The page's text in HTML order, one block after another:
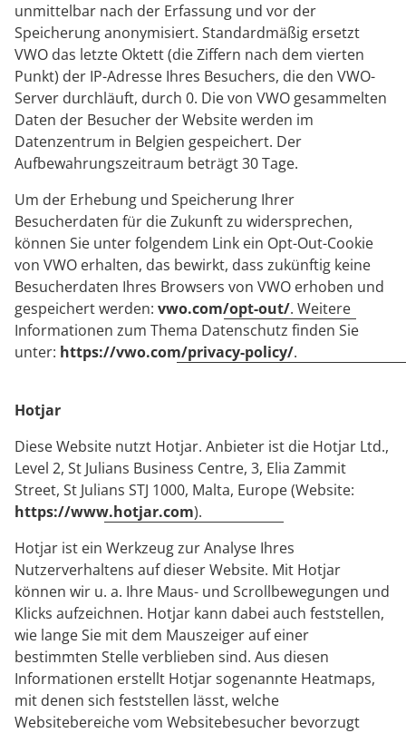
unmittelbar nach der Erfassung und vor der
Speicherung anonymisiert. Standardmäßig ersetzt
VWO das letzte Oktett (die Ziffern nach dem vierten
Punkt) der IP-Adresse Ihres Besuchers, die den VWO-
Server durchläuft, durch 0. Die von VWO gesammelten
Daten der Besucher der Website werden im
Datenzentrum in Belgien gespeichert. Der
Aufbewahrungszeitraum beträgt 30 Tage.
Um der Erhebung und Speicherung Ihrer
Besucherdaten für die Zukunft zu widersprechen,
können Sie unter folgendem Link ein Opt-Out-Cookie
von VWO erhalten, das bewirkt, dass zukünftig keine
Besucherdaten Ihres Browsers von VWO erhoben und
gespeichert werden: vwo.com/opt-out/. Weitere
Informationen zum Thema Datenschutz finden Sie
unter: https://vwo.com/privacy-policy/.
Hotjar
Diese Website nutzt Hotjar. Anbieter ist die Hotjar Ltd.,
Level 2, St Julians Business Centre, 3, Elia Zammit
Street, St Julians STJ 1000, Malta, Europe (Website:
https://www.hotjar.com).
Hotjar ist ein Werkzeug zur Analyse Ihres
Nutzerverhaltens auf dieser Website. Mit Hotjar
können wir u. a. Ihre Maus- und Scrollbewegungen und
Klicks aufzeichnen. Hotjar kann dabei auch feststellen,
wie lange Sie mit dem Mauszeiger auf einer
bestimmten Stelle verblieben sind. Aus diesen
Informationen erstellt Hotjar sogenannte Heatmaps,
mit denen sich feststellen lässt, welche
Websitebereiche vom Websitebesucher bevorzugt